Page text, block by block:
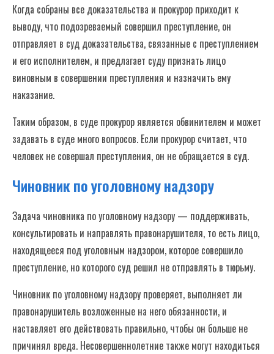
Когда собраны все доказательства и прокурор приходит к
выводу, что подозреваемый совершил преступление, он
отправляет в суд доказательства, связанные с преступлением
и его исполнителем, и предлагает суду признать лицо
виновным в совершении преступления и назначить ему
наказание.
Таким образом, в суде прокурор является обвинителем и может
задавать в суде много вопросов. Если прокурор считает, что
человек не совершал преступления, он не обращается в суд.
Чиновник по уголовному надзору
Задача чиновника по уголовному надзору — поддерживать,
консультировать и направлять правонарушителя, то есть лицо,
находящееся под уголовным надзором, которое совершило
преступление, но которого суд решил не отправлять в тюрьму.
Чиновник по уголовному надзору проверяет, выполняет ли
правонарушитель возложенные на него обязанности, и
наставляет его действовать правильно, чтобы он больше не
причинял вреда. Несовершеннолетние также могут находиться